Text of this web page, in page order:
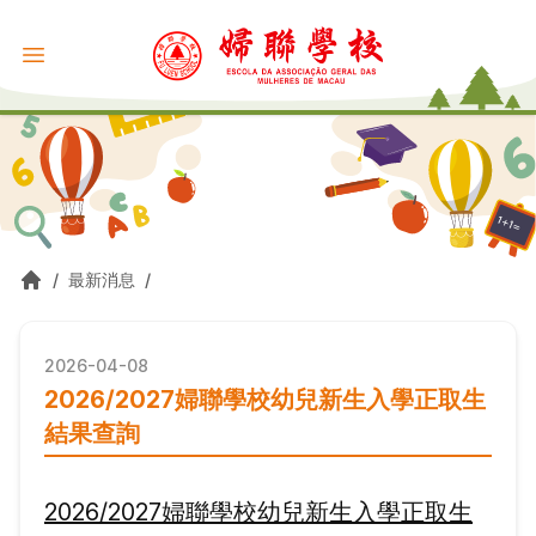
/ 最新消息 /
2026-04-08
2026/2027婦聯學校幼兒新生入學正取生
結果查詢
2026/2027婦聯學校幼兒新生入學正取生